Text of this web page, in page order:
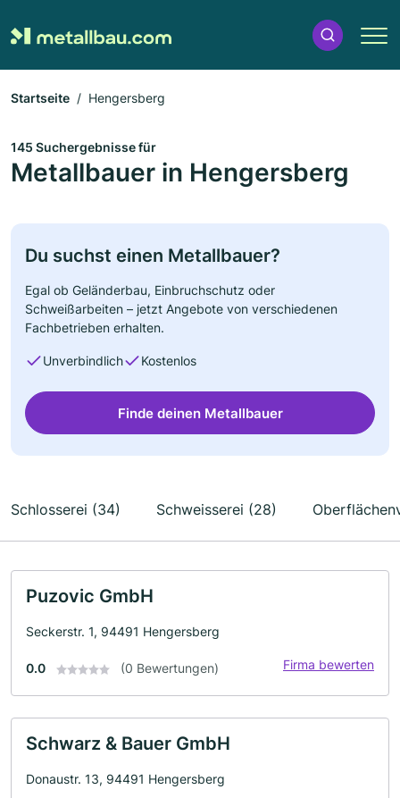
Startseite Hengersberg
145 Suchergebnisse für
Metallbauer in Hengersberg
Du suchst einen Metallbauer?
Egal ob Geländerbau, Einbruchschutz oder
Schweißarbeiten – jetzt Angebote von verschiedenen
Fachbetrieben erhalten.
Unverbindlich Kostenlos
Finde deinen Metallbauer
Schlosserei (34) Schweisserei (28)
Puzovic GmbH
Seckerstr. 1, 94491 Hengersberg
0.0 (0 Bewertungen) Firma bewerten
Schwarz & Bauer GmbH
Donaustr. 13, 94491 Hengersberg